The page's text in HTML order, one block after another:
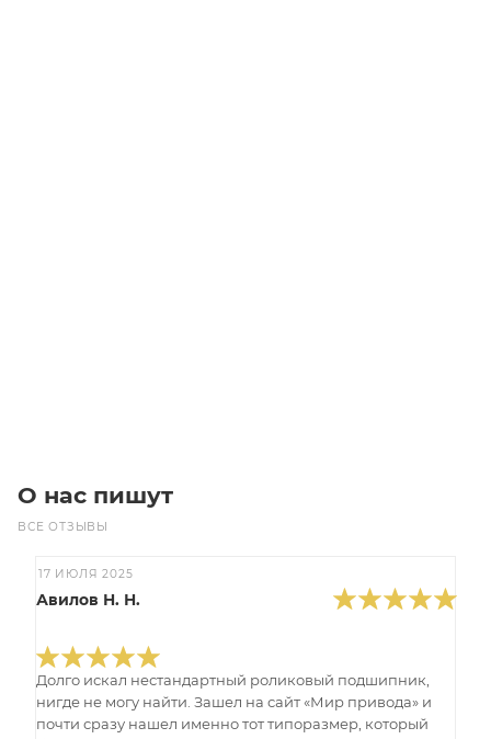
О нас пишут
ВСЕ ОТЗЫВЫ
17 ИЮЛЯ 2025
Авилов Н. Н.
Долго искал нестандартный роликовый подшипник,
нигде не могу найти. Зашел на сайт «Мир привода» и
почти сразу нашел именно тот типоразмер, который